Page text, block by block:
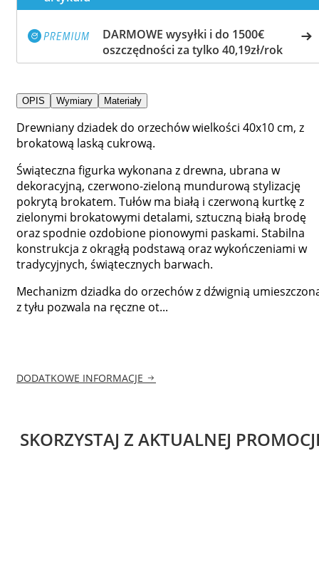
DARMOWE wysyłki i do 1500€
oszczędności za tylko 40,19zł/rok
OPIS Wymiary Materiały
Drewniany dziadek do orzechów wielkości 40x10 cm, z
brokatową laską cukrową.
Świąteczna figurka wykonana z drewna, ubrana w
dekoracyjną, czerwono-zieloną mundurową stylizację
pokrytą brokatem. Tułów ma białą i czerwoną kurtkę z
zielonymi brokatowymi detalami, sztuczną białą brodę
oraz spodnie ozdobione pionowymi paskami. Stabilna
konstrukcja z okrągłą podstawą oraz wykończeniami w
tradycyjnych, świątecznych barwach.
Mechanizm dziadka do orzechów z dźwignią
z tyłu pozwala na ręczne ot...
DODATKOWE INFORMACJE
SKORZYSTAJ Z AKTUALNEJ